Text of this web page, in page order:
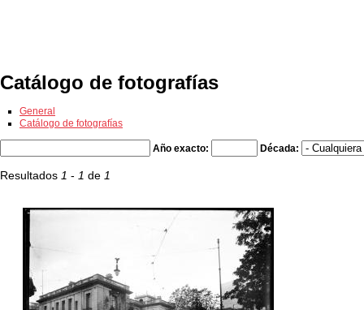
Catálogo de fotografías
General
Catálogo de fotografías
Año exacto: Década:
Resultados 1 - 1 de 1